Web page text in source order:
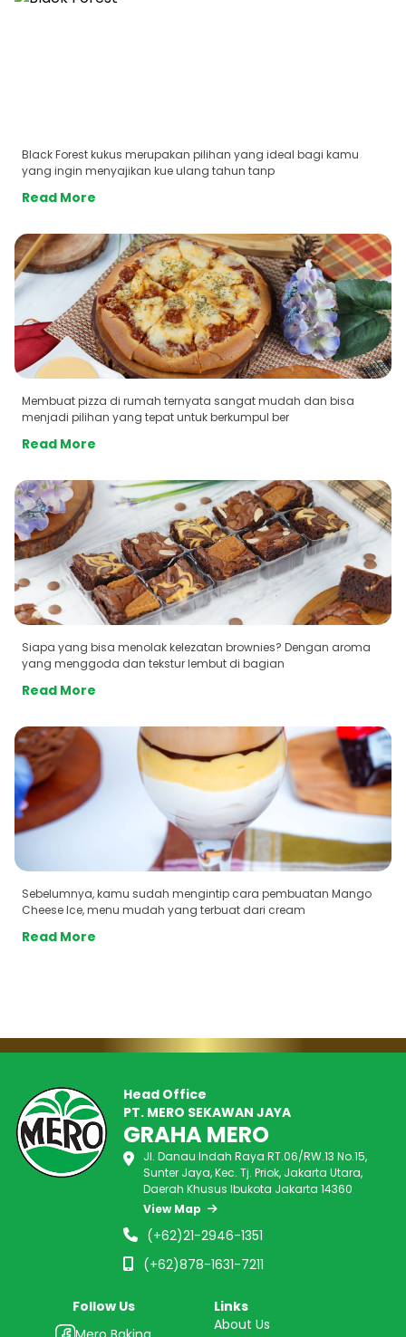
Black Forest kukus merupakan pilihan yang ideal bagi kamu
yang ingin menyajikan kue ulang tahun tanp
Read More
Membuat pizza di rumah ternyata sangat mudah dan bisa
menjadi pilihan yang tepat untuk berkumpul ber
Read More
Siapa yang bisa menolak kelezatan brownies? Dengan aroma
yang menggoda dan tekstur lembut di bagian
Read More
Sebelumnya, kamu sudah mengintip cara pembuatan Mango
Cheese Ice, menu mudah yang terbuat dari cream
Read More
Head Office
PT. MERO SEKAWAN JAYA
GRAHA MERO
Jl. Danau Indah Raya RT.06/RW.13 No.15,
Sunter Jaya, Kec. Tj. Priok, Jakarta Utara,
Daerah Khusus Ibukota Jakarta 14360
View Map
(+62)21-2946-1351
(+62)878-1631-7211
Follow Us
Links
About Us